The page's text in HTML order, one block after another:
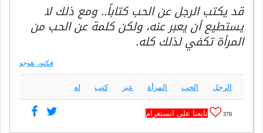
قد يكتب الرجل عن الحب كتاباً.. ومع ذلك لا
يستطيع أن يعبر عنه، ولكن كلمة عن الحب من
المرأة تكفي لذلك كله.
فكتور هوجو
الرجل الحب المرأة عبر كتب له
370 تابعنا على انستغرام